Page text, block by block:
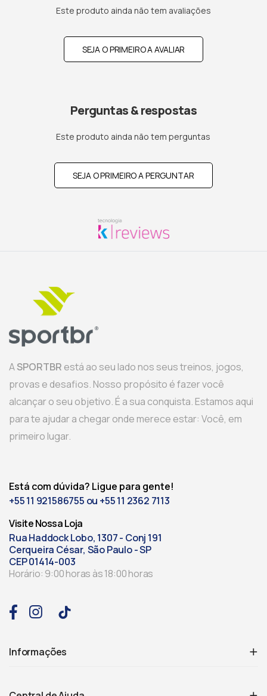
Este produto ainda não tem avaliações
SEJA O PRIMEIRO A AVALIAR
Perguntas & respostas
Este produto ainda não tem perguntas
SEJA O PRIMEIRO A PERGUNTAR
ASPORTBR está ao seu lado nos seus treinos, jogos,
provas e desafios. Nosso propósito é fazer você
alcançar o seu objetivo. É a sua conquista. Estamos aqui
para te ajudar a chegar onde merece estar: Você, em
primeiro lugar.
Está com dúvida? Ligue para gente!
+55 11 921586755 ou +55 11 2362 7113
Visite Nossa Loja
Rua Haddock Lobo, 1307 - Conj 191
Cerqueira César, São Paulo - SP
CEP 01414-003
Horário: 9:00 horas às 18:00 horas
Informações